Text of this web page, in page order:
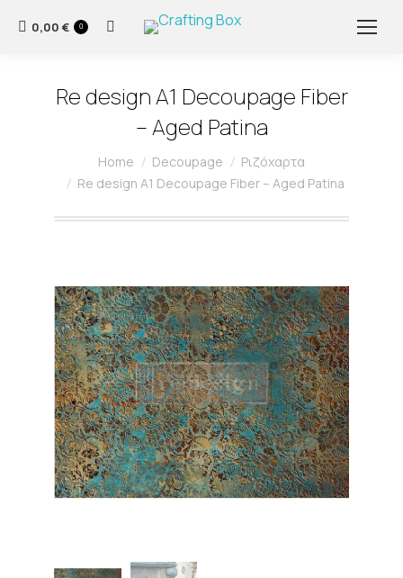
0,00 € 0 Search:
Re design A1 Decoupage Fiber
– Aged Patina
You are here:
Home Decoupage
Ριζόχαρτα
Re design A1 Decoupage Fiber – Aged Patina